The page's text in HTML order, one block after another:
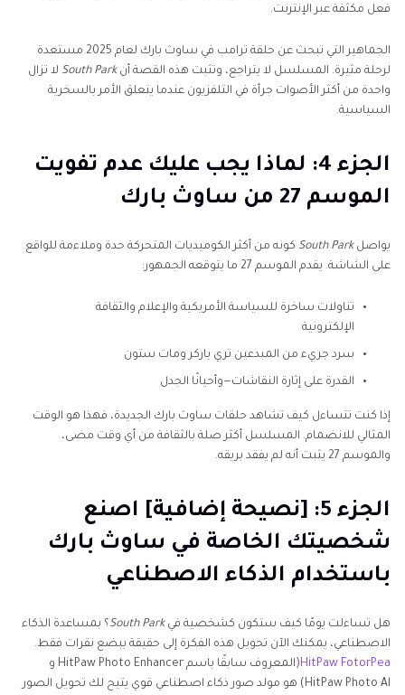
فعل مكثفة عبر الإنترنت.
الجماهير التي تبحث عن حلقة ترامب في ساوث بارك لعام 2025 مستعدة
لرحلة مثيرة. المسلسل لا يتراجع، وتثبت هذه القصة أنSouth Park لا تزال
واحدة من أكثر الأصوات جرأة في التلفزيون عندما يتعلق الأمر بالسخرية
السياسية.
الجزء 4: لماذا يجب عليك عدم تفويت
الموسم 27 من ساوث بارك
يواصلSouth Park كونه من أكثر الكوميديات المتحركة حدة وملاءمة للواقع
على الشاشة. يقدم الموسم 27 ما يتوقعه الجمهور:
تناولات ساخرة للسياسة الأمريكية والإعلام والثقافة
الإلكترونية
سرد جريء من المبدعين تري باركر ومات ستون
القدرة على إثارة النقاشات—وأحيانًا الجدل
إذا كنت تتساءل كيف تشاهد حلقات ساوث بارك الجديدة، فهذا هو الوقت
المثالي للانضمام. المسلسل أكثر صلة بالثقافة من أي وقت مضى،
والموسم 27 يثبت أنه لم يفقد بريقه.
الجزء 5: [نصيحة إضافية] اصنع
شخصيتك الخاصة في ساوث بارك
باستخدام الذكاء الاصطناعي
هل تساءلت يومًا كيف ستكون كشخصية فيSouth Park ؟ بمساعدة الذكاء
الاصطناعي، يمكنك الآن تحويل هذه الفكرة إلى حقيقة ببضع نقرات فقط.
HitPaw FotorPea
(المعروف سابقًا باسم HitPaw Photo Enhancer و
HitPaw Photo Al) هو مولد صور ذكاء اصطناعي قوي يتيح لك تحويل الصور